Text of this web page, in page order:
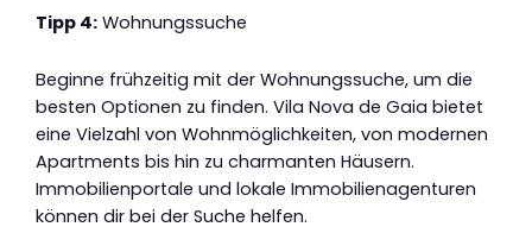
Tipp 4: Wohnungssuche
Beginne frühzeitig mit der Wohnungssuche, um die
besten Optionen zu finden. Vila Nova de Gaia bietet
eine Vielzahl von Wohnmöglichkeiten, von modernen
Apartments bis hin zu charmanten Häusern.
Immobilienportale und lokale Immobilienagenturen
können dir bei der Suche helfen.